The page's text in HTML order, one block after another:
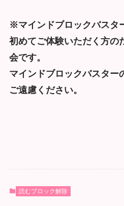
※マインドブロックバスタ
初めてご体験いただく方の
会です。
マインドブロックバスター
ご遠慮ください。
読むブロック解除